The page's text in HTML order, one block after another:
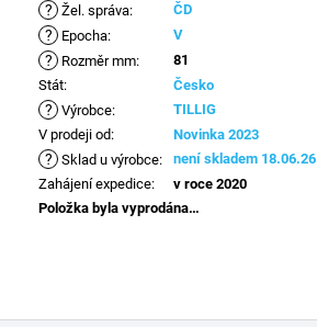
? Žel. správa: ČD
? Epocha: V
? Rozměr mm:
81
Stát: Česko
? Výrobce:
TILLIG
V prodeji od: Novinka 2023
? Sklad u výrobce:
není skladem 18.06.26
Zahájení expedice:
v roce 2020
Položka byla vyprodána…